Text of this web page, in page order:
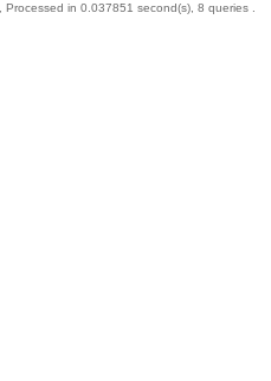
, Processed in 0.037851 second(s), 8 queries .